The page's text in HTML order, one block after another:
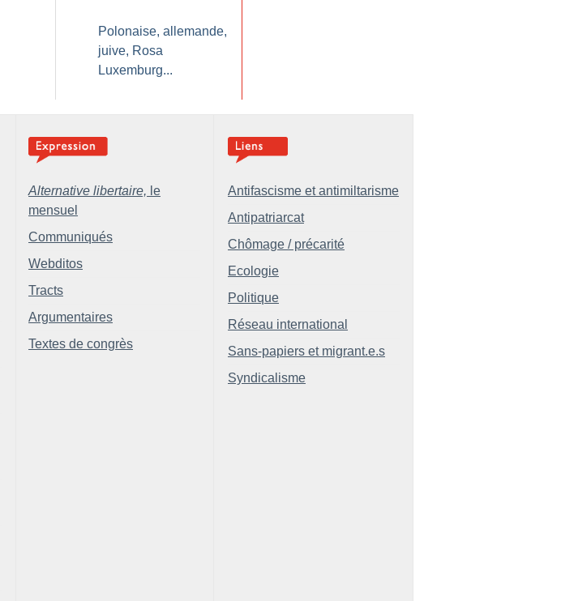
Polonaise, allemande,
juive, Rosa
Luxemburg...
Alternative libertaire, le
mensuel
Communiqués
Webditos
Tracts
Argumentaires
Textes de congrès
Antifascisme et antimiltarisme
Antipatriarcat
Chômage / précarité
Ecologie
Politique
Réseau international
Sans-papiers et migrant.e.s
Syndicalisme